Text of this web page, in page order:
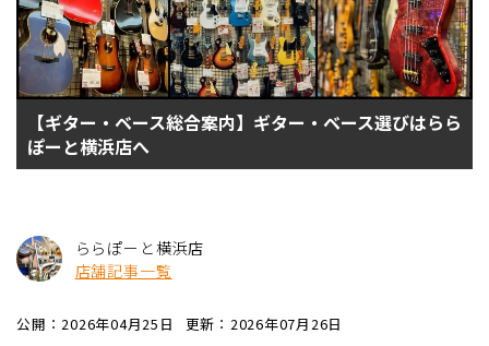
【ギター・ベース総合案内】ギター・ベース選びはらら
ぽーと横浜店へ
ららぽーと横浜店
店舗記事一覧
公開：2026年04月25日 更新：2026年07月26日